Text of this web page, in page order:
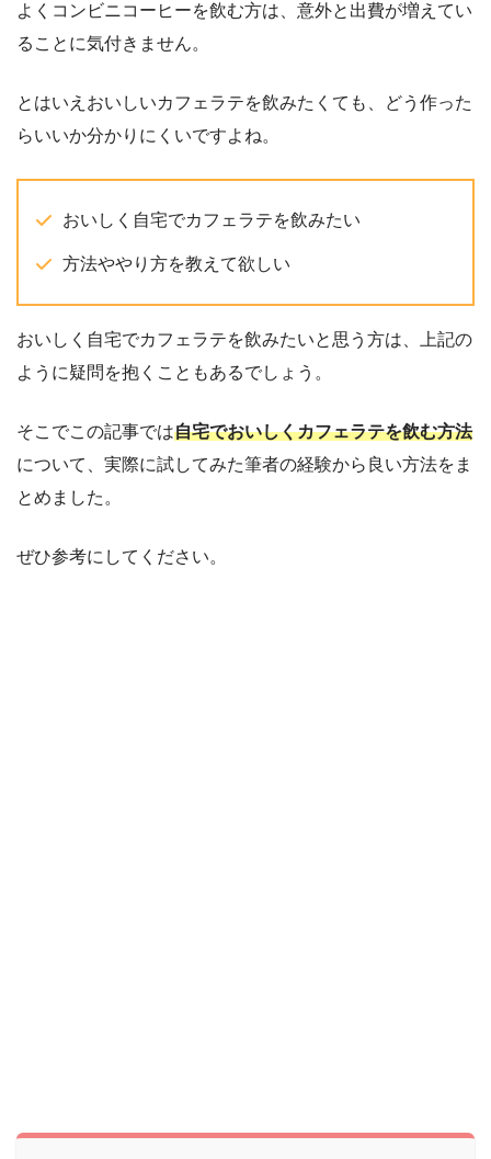
よくコンビニコーヒーを飲む方は、意外と出費が増えてい
ることに気付きません。
とはいえおいしいカフェラテを飲みたくても、どう作った
らいいか分かりにくいですよね。
おいしく自宅でカフェラテを飲みたい
方法ややり方を教えて欲しい
おいしく自宅でカフェラテを飲みたいと思う方は、上記の
ように疑問を抱くこともあるでしょう。
そこでこの記事では自宅でおいしくカフェラテを飲む方法
について、実際に試してみた筆者の経験から良い方法をま
とめました。
ぜひ参考にしてください。